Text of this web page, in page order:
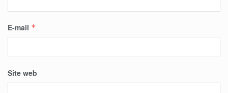
E-mail *
Site web